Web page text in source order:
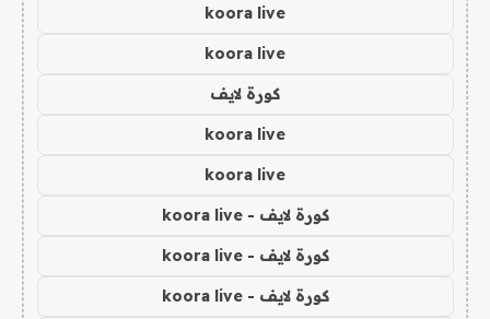
koora live
koora live
كورة لايف
koora live
koora live
كورة لايف - koora live
كورة لايف - koora live
كورة لايف - koora live